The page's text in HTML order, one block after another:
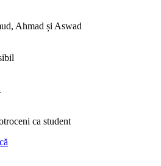
Ahmad și Aswad
ca student